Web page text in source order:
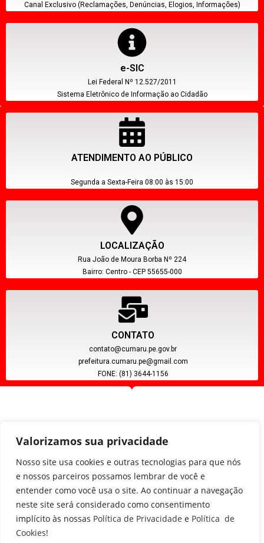
Valorizamos sua privacidade
Nosso site usa cookies e outras tecnologias para que nós
e nossos parceiros possamos lembrar de você e
entender como você usa o site. Ao continuar a navegação
neste site será considerado como consentimento
implícito às nossas Política de Privacidade e Política de
Cookies!
Canal Exclusivo (Reclamações, Denúncias, Elogios, Informações)
e-SIC
Lei Federal Nº 12.527/2011
Sistema Eletrônico de Informação ao Cidadão
ATENDIMENTO AO PÚBLICO
Segunda a Sexta-Feira 08:00 às 15:00
LOCALIZAÇÃO
Rua João de Moura Borba Nº 224
Bairro: Centro - CEP 55655-000
CONTATO
contato@cumaru.pe.gov.br
prefeitura.cumaru.pe@gmail.com
FONE: (81) 3644-1156
CNPJ: 11.097.391/0001-20